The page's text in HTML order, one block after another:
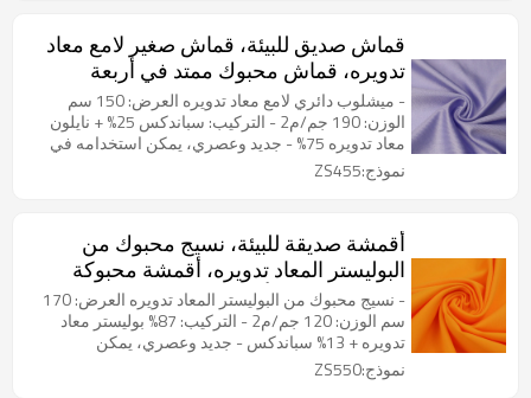
قماش صديق للبيئة، قماش صغير لامع معاد
تدويره، قماش محبوك ممتد في أربعة
اتجاهات، مناسب لملابس السباحة،
والقمصان العصرية، والملابس الرياضية
- ميشلوب دائري لامع معاد تدويره العرض: 150 سم
الوزن: 190 جم/م2 - التركيب: سباندكس 25% + نايلون
معاد تدويره 75% - جديد وعصري، يمكن استخدامه في
صنع ملابس السباحة والملابس الرياضية الخارجية
نموذج:ZS455
أقمشة صديقة للبيئة، نسيج محبوك من
البوليستر المعاد تدويره، أقمشة محبوكة
قابلة للتمدد في أربعة اتجاهات، مناسبة
للملابس الداخلية، والقمصان العصرية،
والملابس الرياضية
- نسيج محبوك من البوليستر المعاد تدويره العرض: 170
سم الوزن: 120 جم/م2 - التركيب: 87% بوليستر معاد
تدويره + 13% سباندكس - جديد وعصري، يمكن
استخدامه في صنع الملابس الرياضية وملابس اليوغا
والملابس الداخلية
نموذج:ZS550